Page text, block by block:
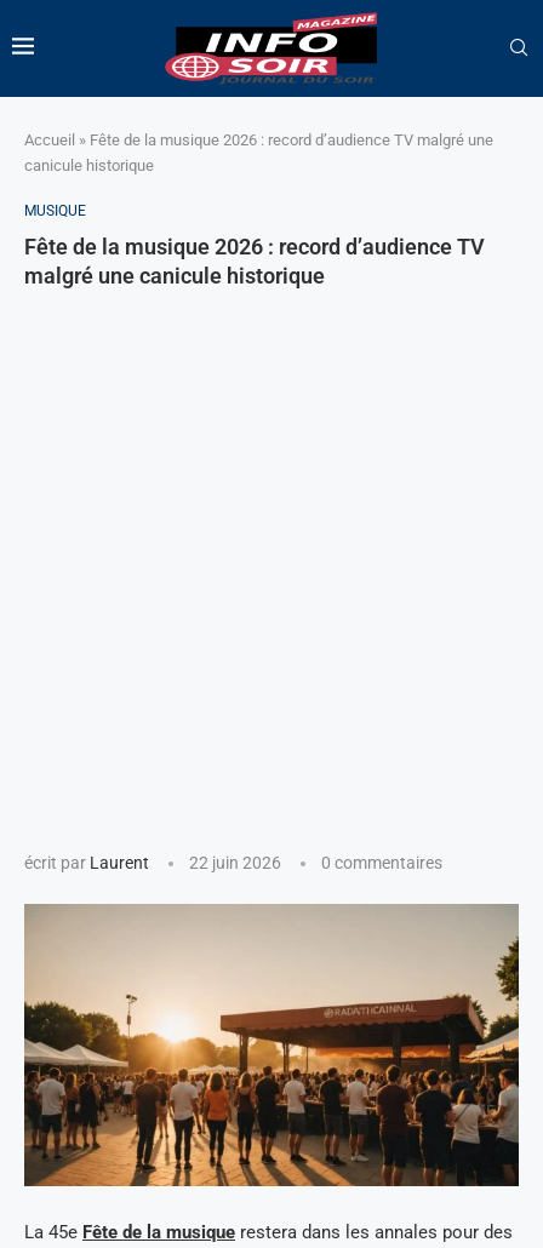
Accueil » Fête de la musique 2026 : record d’audience TV malgré une
canicule historique
MUSIQUE
Fête de la musique 2026 : record d’audience TV
malgré une canicule historique
écrit par Laurent 22 juin 2026 0 commentaires
La 45e Fête de la musique restera dans les annales pour des